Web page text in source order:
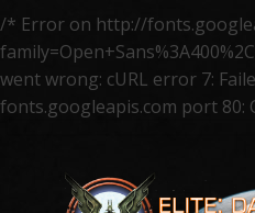
/* Error on http://
went wrong: cURL error 7:
fonts.googleapis.com port